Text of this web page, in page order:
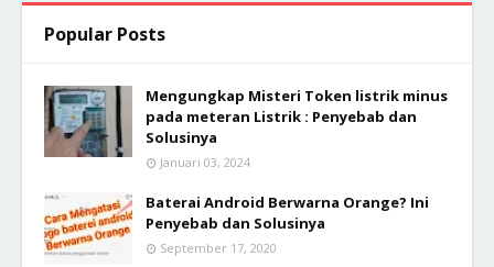
Popular Posts
Mengungkap Misteri Token listrik minus
pada meteran Listrik : Penyebab dan
Solusinya
Januari 03, 2024
Baterai Android Berwarna Orange? Ini
Penyebab dan Solusinya
September 17, 2020